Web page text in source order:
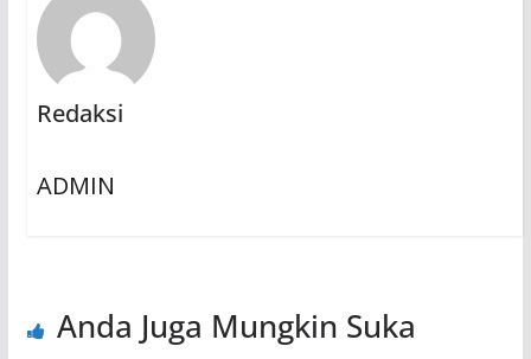
Redaksi
ADMIN
Anda Juga Mungkin Suka